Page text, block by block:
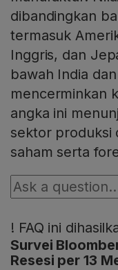
dibandingkan
termasuk
Inggris, dan
bawah India
mencerminkan
angka ini
sektor produksi
saham serta
! FAQ ini
Survei
Resesi per 13